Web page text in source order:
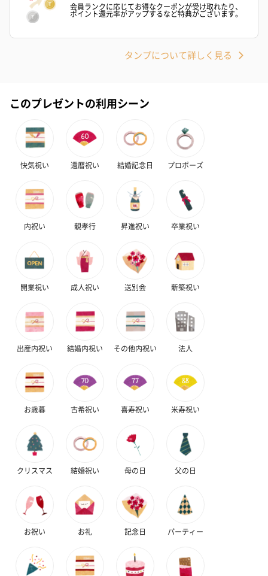
会員ランクに応じてお得なクーポンが受け取れたり、
ポイント還元率がアップするなど特典がございます。
タンプについて詳しく見る
このプレゼントの利用シーン
快気祝い 還暦祝い 結婚記念日 プロポーズ
内祝い 親孝行 昇進祝い 卒業祝い
開業祝い 成人祝い 送別会 新築祝い
出産内祝い 結婚内祝い その他内祝い 法人
お歳暮 古希祝い 喜寿祝い 米寿祝い
クリスマス 結婚祝い 母の日 父の日
お祝い お礼 記念日 パーティー